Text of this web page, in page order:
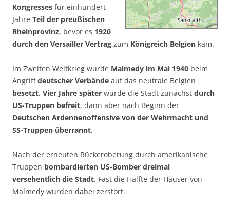
Kongresses für einhundert
Jahre Teil der preußischen
Rheinprovinz, bevor es 1920
durch den Versailler Vertrag zum Königreich Belgien kam.
Im Zweiten Weltkrieg wurde Malmedy im Mai 1940 beim
Angriffdeutscher Verbände auf das neutrale Belgien
besetzt. Vier Jahre später wurde die Stadt zunächst durch
US-Truppen befreit, dann aber nach Beginn der
Deutschen Ardennenoffensive von der Wehrmacht und
SS-Truppen überrannt.
Nach der erneuten Rückeroberung durch amerikanische
Truppen bombardierten US-Bomber dreimal
versehentlich die Stadt. Fast die Hälfte der Häuser von
Malmedy wurden dabei zerstört.